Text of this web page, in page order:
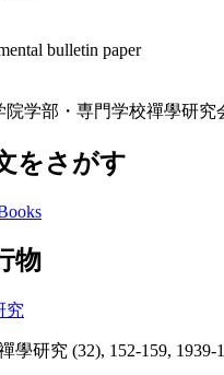
bulletin paper
院学部・専門学校禪學研究
をさがす
物
究
學研究 (32), 152-159, 1939-